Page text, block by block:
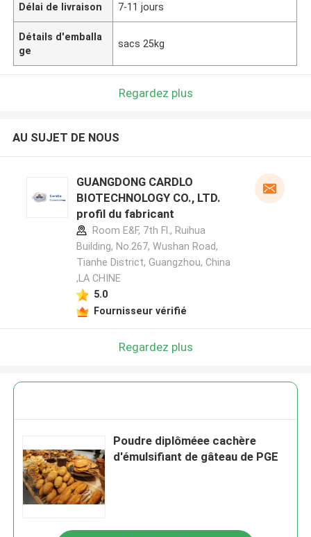
Délai de livraison 7-11 jours
Détails d'emballa
ge
sacs 25kg
Regardez plus
AU SUJET DE NOUS
GUANGDONG CARDLO
BIOTECHNOLOGY CO., LTD.
profil du fabricant
Room E&F, 7th Fl., Ruihua
Building, No.267, Wushan Road,
Tianhe District, Guangzhou, China
,LA CHINE
5.0
Fournisseur vérifié
Regardez plus
Poudre diplôméee cachère
d'émulsifiant de gâteau de PGE